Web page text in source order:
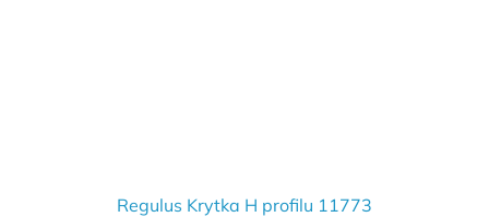
Regulus Krytka H profilu 11773